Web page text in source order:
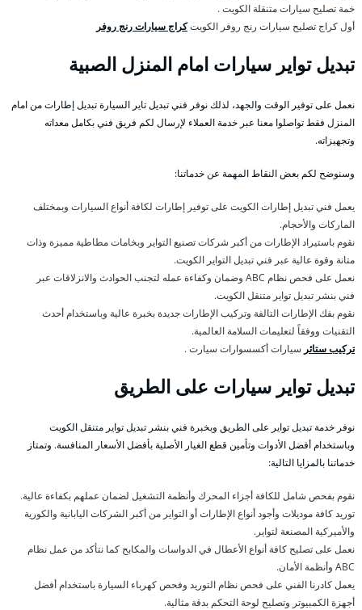
خمة تصليح سيارات متنقلة الكويت .
أول كراج تصليح سيارات رنج روفر الكويتكراج سيارات رنج روفر
تبديل تواير سيارات امام المنزل الصبية
نعمل على توفير الوقت والجهد، لذلك نوفر فني تبديل تاير السيارة تبديل إطارات من امام
المنزل فقط تواصلوا معنا عبر خدمة العملاء لإرسال لكم فريق فني بكامل معداته
وتجهيزاته.
وسنوضح لكم بعض النقاط المهمة عن خدماتنا:
يعمل فني تبديل إطارات الكويت على توفير إطارات لكافة أنواع السيارات وبمختلف
الماركات والأحجام.
نقوم باستيراد الإطارات من أكبر شركات تصنيع التواير وبخامات مطاطية مميزة وذات
متانة وقوة عالية عبر فني تبديل التواير الكويت.
نعمل على فحص نظام ABC وضمان وكفاءة عمله لتجنب الحوادث والانزلاقات عبر
فني بنشر تبديل تواير متنقل الكويت.
نقوم بفك الإطارات التالفة وتركيب الإطارات جديدة بخبرة عالية وباستخدام أحدث
التقنيات ووفقاً لتعليمات السلامة العالمية.
تركيب ستائر سيارات أكسسوارات سيارت .
تبديل تواير سيارات على الطريق
نوفر خدمة تبديل تواير على الطريق وبخبرة فني بنشر تبديل تواير متنقل الكويت
وباستخدام أفضل الأدوات وتأمين قطع الغيار الأصلية بأفضل الأسعار المنافسة. وتمتاز
خدماتنا بالمزايا التالية:
نقوم بفحص شامل للكافة أجزاء المحرك وأنظمة التشغيل لضمان عملهم بكفاءة عالية.
توريد كافة موديلات وأجود أنواع الإطارات أو التواير من أكبر الشركات اليابانية والكورية
والأميركية المصنعة لتواير.
نعمل على تصليح كافة أنواع الأعطال في الدواسات والمكابح كما نتأكد من عمل نظام
ABC وأنظمة الأمان.
يعمل كادرنا الفني على فحص نظام التوريد وفحص كهرباء السيارة باستخدام أفضل
أجهزة الكمبيوتر وتصليح لوحة التحكم بدقة مثالية.